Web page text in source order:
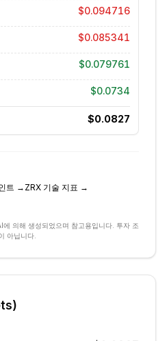
$0.094716
$0.085341
$0.079761
$0.0734
$0.0827
트 → ZRX 기술 지표 →
의해 생성되었으며 참고용입니다. 투자 조
아닙니다.